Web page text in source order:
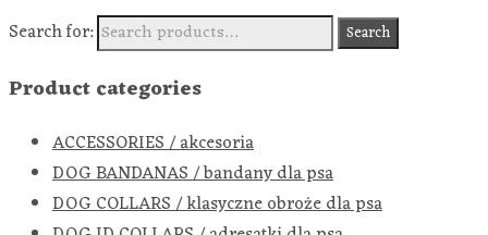
Search for:
Search
Product categories
ACCESSORIES / akcesoria
DOG BANDANAS / bandany dla psa
DOG COLLARS / klasyczne obroże dla psa